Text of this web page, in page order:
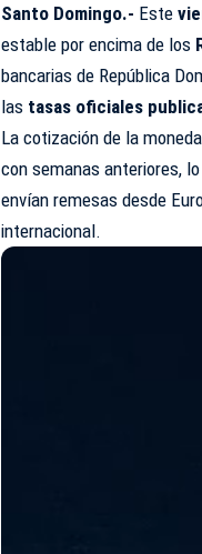
Santo Domingo.- Este
estable por encima de los
bancarias de República
las tasas oficiales
La cotización de la
con semanas anteriores,
envían remesas desde
internacional.